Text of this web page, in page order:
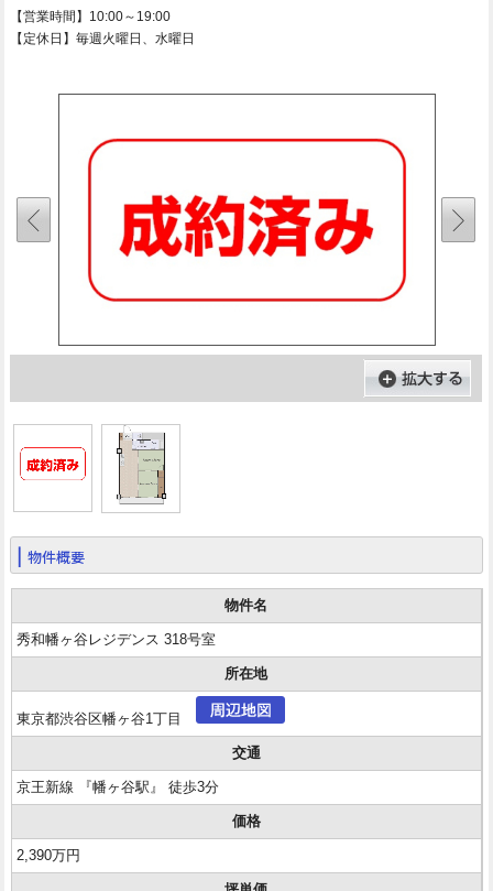
【営業時間】10:00～19:00
【定休日】毎週火曜日、水曜日
物件概要
物件名
秀和幡ヶ谷レジデンス 318号室
所在地
東京都渋谷区幡ヶ谷1丁目
交通
京王新線 『幡ヶ谷駅』 徒歩3分
価格
2,390万円